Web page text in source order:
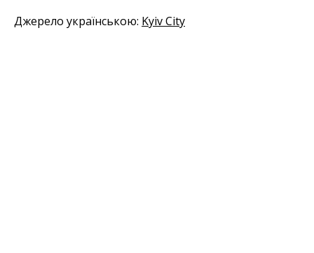
Джерело українською: Kyiv City